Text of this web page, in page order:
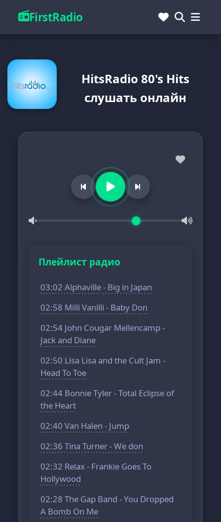
FirstRadio
HitsRadio 80's Hits
слушать онлайн
Плейлист радио
03:02 Alphaville - Big in Japan
02:58 Milli Vanilli - Baby Don
02:54 John Cougar Mellencamp -
Jack and Diane
02:50 Lisa Lisa and the Cult Jam -
Head To Toe
02:44 Bonnie Tyler - Total Eclipse of
the Heart
02:40 Van Halen - Jump
02:36 Tina Turner - We don
02:32 Relax - Frankie Goes To
Hollywood
02:28 The Gap Band - You Dropped
A Bomb On Me